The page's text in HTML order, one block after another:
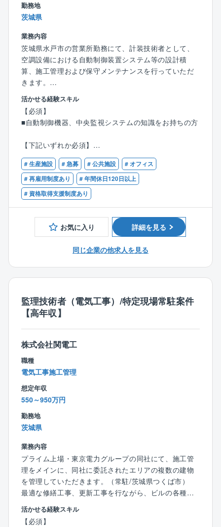
ック)
■顧客への点検報告書の提出
■点検で消防用設備に不具合が見つかった場合は修理見
積書を顧客に提出
■修理作業を実施（作業内容により消防署への届出や消
防署による作業後の検査の対応）
・まずはオフィスビルなどを担当して頂き、ベテラン
社員と共に業務を進めて頂きます。(入社後半年～1年
程度を想定)
各々異なる消防設備があるため経験を一定期間積んで
頂いた後の担当となります。
・将来的にはオフィスビルやデパート以外にも、病
院、学校、倉庫、劇場、スタジアムなど幅広く担当し
て頂きます。
深夜作業になる場合もあります。
勤務地
茨城県
業務内容
茨城県水戸市の営業所勤務にて、計装技術者として、
空調設備における自動制御装置システム等の設計積
算、施工管理および保守メンテナンスを行っていただ
きます。
■魅力
・計装設備の商社の立場で、専門性の高い技術が身に
つきます！※同社はアズビル社（国内トップシェア）の
・年間休日127日、アニバーサリー休暇、男性の育休取
得推進など、働きやすい環境が整っています。「健康
経営優良法人2025（大規模法人部門）」にも認定され
ています！
・10年連続決算賞与支給、昨年度はベースアップ実施
等、社員に利益還元をする体制の整った会社です！
■具体的に
・原価計算等の積算作業
・計装設備設置工事の施工管理、試運転調整、保守管
■働き方
・残業月平均30～40時間
・現場が遠方の場合は、出張または現場常駐（常駐の
場合は本人負担0で社宅の提供あり）
■同社の特徴
オフィスや学校、ホテル、工場をはじめ様々な建物の
機器/設備を提供する、スペシャリスト企業、それが同
社です。
ぜひ同社の一員として、環境新時代のニーズを先取り
する事業にチャレンジしてください。
トを完遂し切れるような強い行動力と積極性を持つ人
材を同社では特に求めています。
活かせる経験スキル
【必須】
■自動制御機器、中央監視システムの知識をお持ちの方
【下記いずれか必須】
■設備工事における施工管理のご経験をお持ちの方
■設備工事における設計積算業務のご経験をお持ちの方
■設備工事における保守・メンテナンス業務のご経験を
お持ちの方
■ビル管理会社における建物の総合管理（ビルマネジメ
【歓迎資格】
■エネルギー管理士
■電気主任技術者
■電気通信工事施工管理技士
※今後資格取得に対して意欲がある方も歓迎致します。
# 生産施設 # 急募 # 公共施設
# オフィス
# 再雇用制度あり
# 年間休日120日以上
# 資格取得支援制度あり
お気に入り 詳細を見る
同じ企業の他求人を見る
監理技術者（電気工事）/特定現場常駐案件
【高年収】
株式会社関電工
職種
電気工事施工管理
想定年収
550～950万円
勤務地
茨城県
業務内容
プライム上場・東京電力グループの同社にて、施工管
理をメインに、同社に委託されたエリアの複数の建物
を管理していただきます。（常駐/茨城県つくば市）
最適な修繕工事、更新工事を行ながら、ビルの各種役
務を最適化を図っていきます。建築技術者のトータル
な経験が活きる業務です。
活かせる経験スキル
【必須】